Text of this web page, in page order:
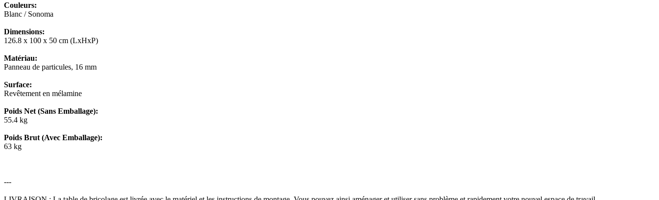
Couleurs:
Blanc / Sonoma
Dimensions:
126.8 x 100 x 50 cm (LxHxP)
Matériau:
Panneau de particules, 16 mm
Surface:
Revêtement en mélamine
Poids Net (Sans Emballage):
55.4 kg
Poids Brut (Avec Emballage):
63 kg
---